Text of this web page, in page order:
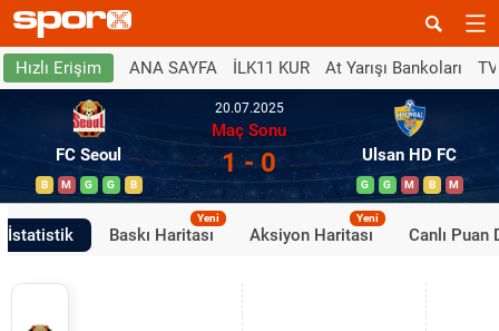
Hızlı Erişim ANA SAYFA İLK11 KUR At Yarışı Bankoları
FC Seoul
B M G G B
20.07.2025
Maç Sonu
1 - 0 Ulsan HD FC
G G M B M
İstatistik Baskı Haritası
Yeni
Aksiyon Haritası
Yeni
Canlı Puan